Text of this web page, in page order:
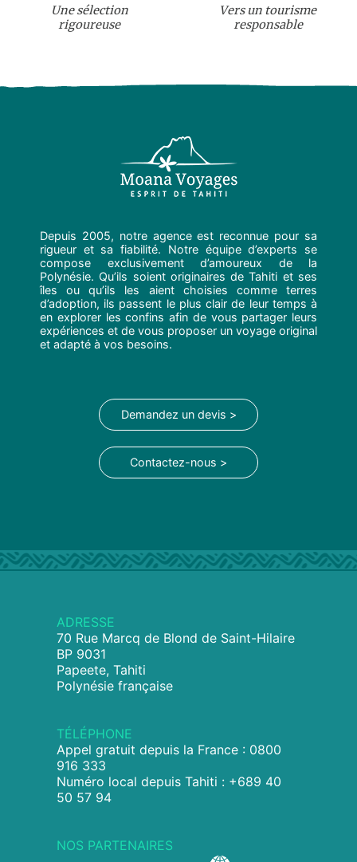
Une sélection
rigoureuse
Vers un tourisme
responsable
Depuis 2005, notre agence est reconnue pour sa
rigueur et sa fiabilité. Notre équipe d’experts se
compose exclusivement d’amoureux de la
Polynésie. Qu’ils soient originaires de Tahiti et ses
îles ou qu’ils les aient choisies comme terres
d’adoption, ils passent le plus clair de leur temps à
en explorer les confins afin de vous partager leurs
expériences et de vous proposer un voyage original
et adapté à vos besoins.
Demandez un devis >
Contactez-nous >
ADRESSE
70 Rue Marcq de Blond de Saint-Hilaire
BP 9031
Papeete, Tahiti
Polynésie française
TÉLÉPHONE
Appel gratuit depuis la France : 0800
916 333
Numéro local depuis Tahiti : +689 40
50 57 94
NOS PARTENAIRES